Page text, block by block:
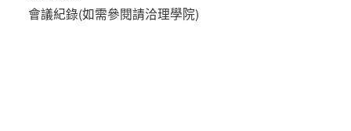
會議紀錄(如需參閱請洽理學院)